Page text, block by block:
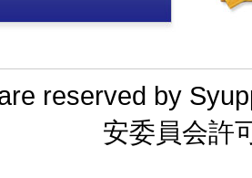
reserved by
安委員会許